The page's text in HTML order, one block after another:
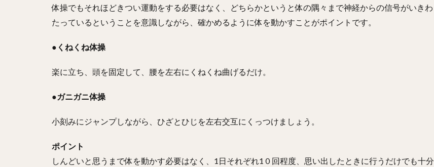
体操でもそれほどきつい運動をする必要はなく、どちらかというと体の隅々まで神経からの信号がいきわ
たっているということを意識しながら、確かめるように体を動かすことがポイントです。
●くねくね体操
楽に立ち、頭を固定して、腰を左右にくねくね曲げるだけ。
●ガニガニ体操
小刻みにジャンプしながら、ひざとひじを左右交互にくっつけましょう。
ポイント
しんどいと思うまで体を動かす必要はなく、1日それぞれ1０回程度、思い出したときに行うだけでも十分